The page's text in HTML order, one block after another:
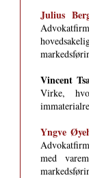
Julius
Vincent
Virke,
Yngve
med